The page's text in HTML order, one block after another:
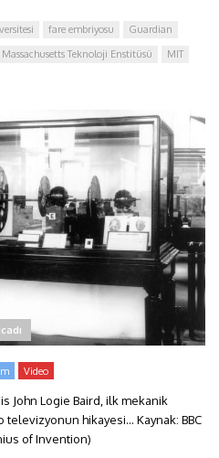
fare embriyosu
Guardian
Massachusetts Teknoloji Enstitüsü
MIT
Video
John Logie Baird, ilk mekanik
hikayesi… Kaynak: BBC
of Invention)